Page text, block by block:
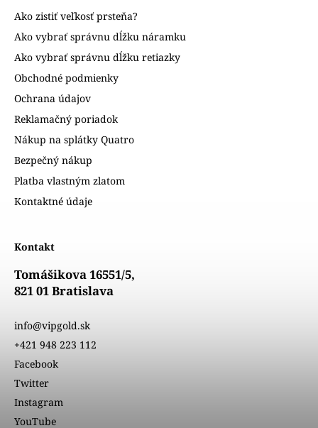
Ako zistiť veľkosť prsteňa?
Ako vybrať správnu dĺžku náramku
Ako vybrať správnu dĺžku retiazky
Obchodné podmienky
Ochrana údajov
Reklamačný poriadok
Nákup na splátky Quatro
Bezpečný nákup
Platba vlastným zlatom
Kontaktné údaje
Kontakt
Tomášikova 16551/5,
821 01 Bratislava
info@vipgold.sk
+421 948 223 112
Facebook
Twitter
Instagram
YouTube